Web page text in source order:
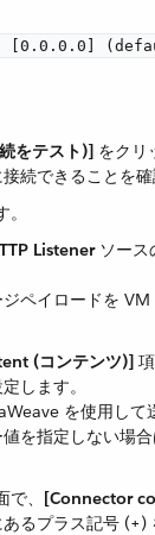
[0.0.0.0]
をテスト)] をク
続できることを確
Listener ソース
ペイロードを
(コンテンツ)]
定します。
を使用して
を指定しない場
で、​ [Connector
るプラス記号 (+)